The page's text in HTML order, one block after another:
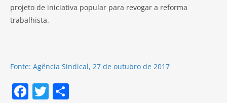
projeto de iniciativa popular para revogar a reforma
trabalhista.
Fonte: Agência Sindical, 27 de outubro de 2017
F T